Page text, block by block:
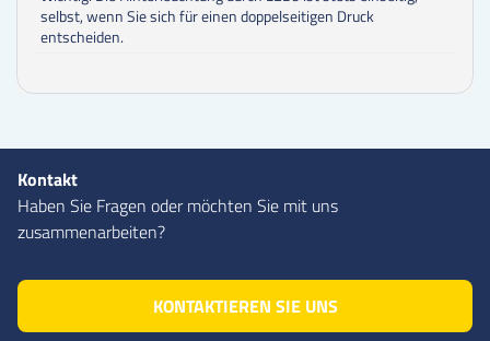
selbst, wenn Sie sich für einen doppelseitigen Druck
entscheiden.
Kontakt
Haben Sie Fragen oder möchten Sie mit uns
zusammenarbeiten?
KONTAKTIEREN SIE UNS